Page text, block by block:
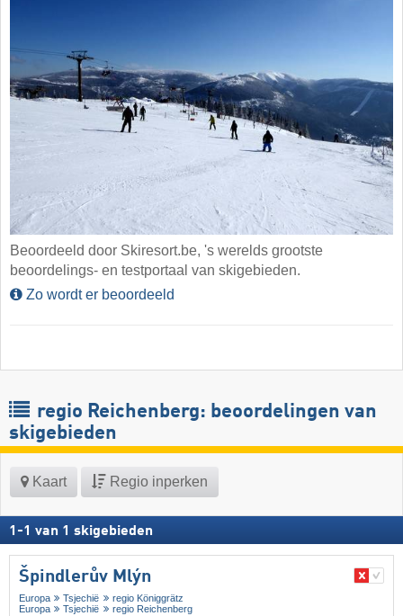
Beoordeeld door Skiresort.be, 's werelds grootste
beoordelings- en testportaal van skigebieden.
Zo wordt er beoordeeld
regio Reichenberg: beoordelingen van
skigebieden
Kaart Regio inperken
1 -1 van 1 skigebieden
Špindlerův Mlýn
Europa Tsjechië
regio Königgrätz
Europa
Tsjechië regio Reichenberg